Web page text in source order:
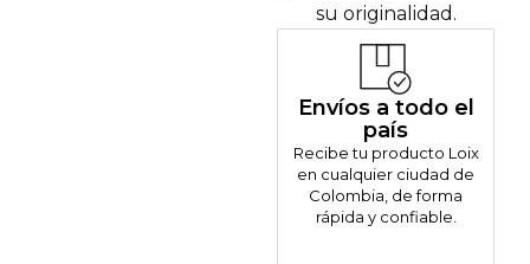
su originalidad.
Envíos a todo el
país
Recibe tu producto Loix
en cualquier ciudad de
Colombia, de forma
rápida y confiable.